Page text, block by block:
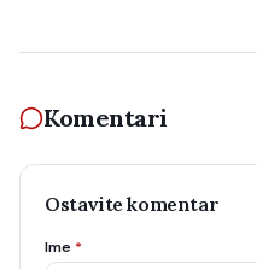
Komentari
Ostavite komentar
Ime *